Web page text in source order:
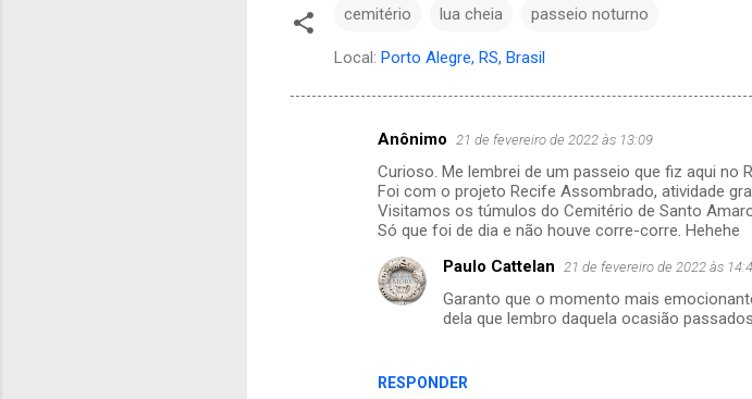
cemitério lua cheia passeio noturno
Local: Porto Alegre, RS, Brasil
Anônimo 21 de fevereiro de 2022 às 13:09
Curioso. Me lembrei de um passeio que fiz aqui no
Foi com o projeto Recife Assombrado, atividade
Visitamos os túmulos do Cemitério de Santo
Só que foi de dia e não houve corre-corre. Hehehe
RESPONDER
Paulo Cattelan 21 de fevereiro de 2022 às
Garanto que o momento mais
dela que lembro daquela ocasião